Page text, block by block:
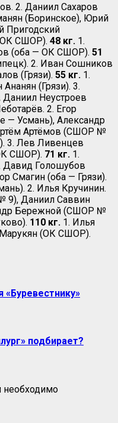
2. Даниил Сахаров
(Боринское), Юрий
Пригодский
СШОР). 48 кг. 1.
(оба — ОК СШОР). 51
2. Иван Сошников
(Грязи). 55 кг. 1.
(Грязи). 3.
Неустроев
2. Егор
— Усмань), Александр
Артёмов (СШОР №
3. Лев Ливенцев
СШОР). 71 кг. 1.
Голошубов
Смагин (оба — Грязи).
2. Илья Кручинин.
Даниил Саввин
Бережной (СШОР №
110 кг. 1. Илья
(ОК СШОР).
«Буревестнику»
подбирает?
необходимо